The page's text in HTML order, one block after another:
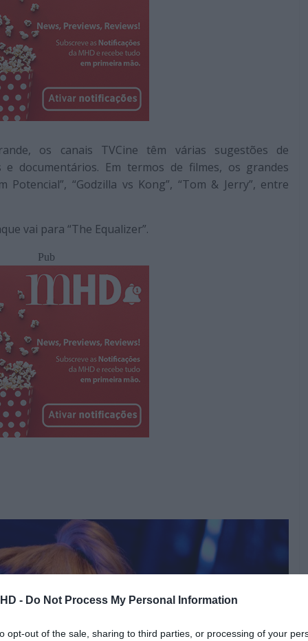
- Do Not Process My Personal Information
opt-out of the sale, sharing to third parties, or processing of your
os canais TVCine têm várias sugestões de
e documentários. Em termos de filmes, os grandes
“Godzilla vs Kong”, “Tom & Jerry”, entre
vai para “The Equalizer”.
Pub